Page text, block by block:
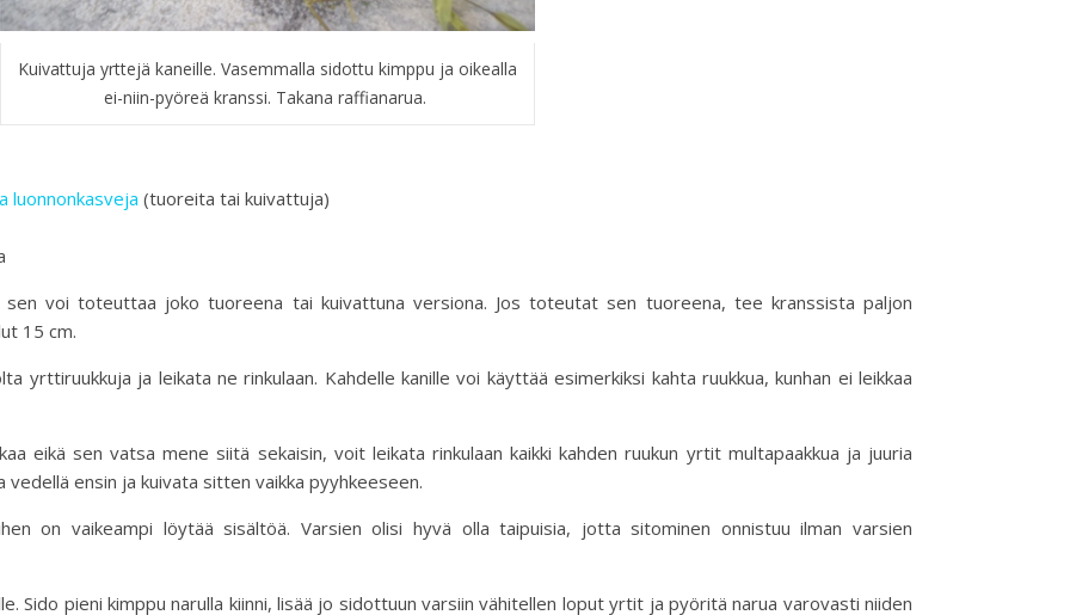
Kuivattuja yrttejä kaneille. Vasemmalla sidottu kimppu ja oikealla
ei-niin-pyöreä kranssi. Takana raffianarua.
luonnonkasveja (tuoreita tai kuivattuja)
voi toteuttaa joko tuoreena tai kuivattuna versiona. Jos toteutat sen tuoreena, tee kranssista paljon
15 cm.
yrttiruukkuja ja leikata ne rinkulaan. Kahdelle kanille voi käyttää esimerkiksi kahta ruukkua, kunhan ei leikkaa
eikä sen vatsa mene siitä sekaisin, voit leikata rinkulaan kaikki kahden ruukun yrtit multapaakkua ja juuria
ensin ja kuivata sitten vaikka pyyhkeeseen.
on vaikeampi löytää sisältöä. Varsien olisi hyvä olla taipuisia, jotta sitominen onnistuu ilman varsien
Sido pieni kimppu narulla kiinni, lisää jo sidottuun varsiin vähitellen loput yrtit ja pyöritä narua varovasti niiden